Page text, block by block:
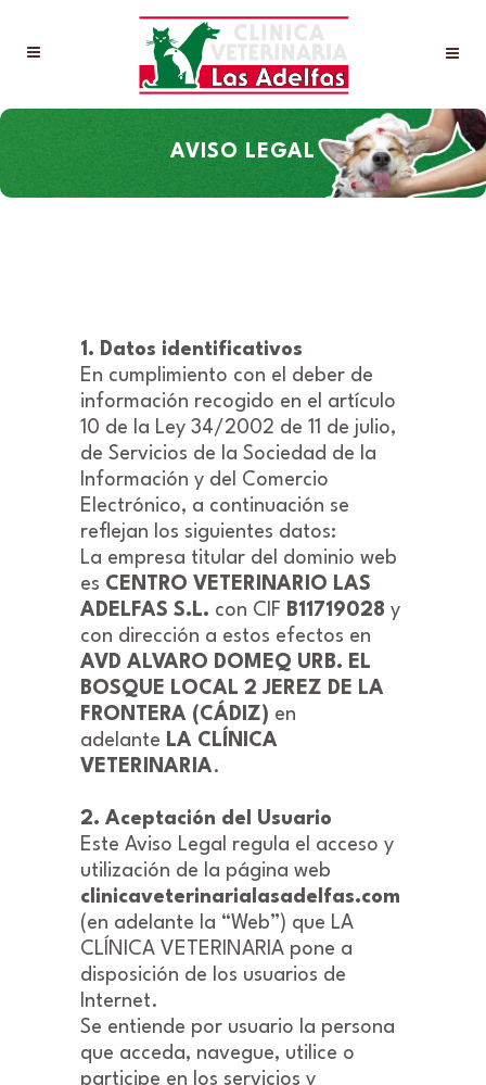
AVISO LEGAL
1. Datos identificativos
En cumplimiento con el deber de
información recogido en el artículo
10 de la Ley 34/2002 de 11 de julio,
de Servicios de la Sociedad de la
Información y del Comercio
Electrónico, a continuación se
reflejan los siguientes datos:
La empresa titular del dominio web
es CENTRO VETERINARIO LAS
ADELFAS S.L. con CIF B11719028 y
con dirección a estos efectos en
AVD ALVARO DOMEQ URB. EL
BOSQUE LOCAL 2 JEREZ DE LA
FRONTERA (CÁDIZ) en
adelante LA CLÍNICA
VETERINARIA.
2. Aceptación del Usuario
Este Aviso Legal regula el acceso y
utilización de la página web
clinicaveterinarialasadelfas.com
(en adelante la “Web”) que LA
CLÍNICA VETERINARIA pone a
disposición de los usuarios de
Internet.
Se entiende por usuario la persona
que acceda, navegue, utilice o
participe en los servicios y